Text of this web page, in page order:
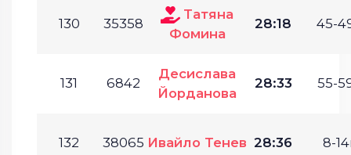
130 35358
Татяна
Фомина
28:18 45-
131 6842
Десислава
Йорданова
28:33 55-
132 38065 Ивайло Тенев 28:36 8-